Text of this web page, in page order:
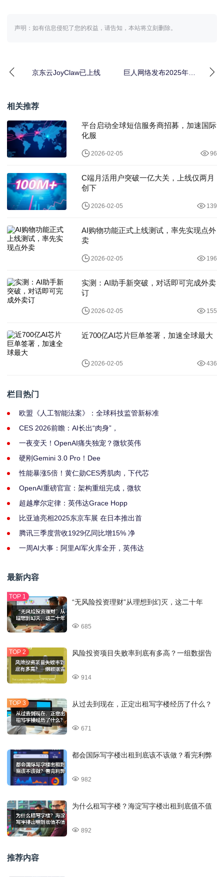
声明：如有信息侵犯了您的权益，请告知，本站将立刻删除。
京东云JoyClaw已上线
巨人网络发布2025年财
相关推荐
平台启动全球短信服务商招募，加速国际
化服
2026-02-05 96
C端月活用户突破一亿大关，上线仅两月
创下
2026-02-05 139
AI购物功能正式上线测试，率先实现点外
卖
2026-02-05 196
实测：AI助手新突破，对话即可完成外卖
订
2026-02-05 155
近700亿AI芯片巨单签署，加速全球最大
2026-02-05 436
栏目热门
欧盟《人工智能法案》：全球科技监管新标准
CES 2026前瞻：AI长出“肉身”，
一夜变天！OpenAI痛失独宠？微软英伟
硬刚Gemini 3.0 Pro！Dee
性能暴涨5倍！黄仁勋CES秀肌肉，下代芯
OpenAI重磅官宣：架构重组完成，微软
超越摩尔定律：英伟达Grace Hopp
比亚迪亮相2025东京车展 在日本推出首
腾讯三季度营收1929亿同比增15% 净
一周AI大事：阿里AI军火库全开，英伟达
最新内容
“无风险投资理财”从理想到幻灭，这二十年
685
风险投资项目失败率到底有多高？一组数据告
914
从过去到现在，正定出租写字楼经历了什么？
671
都会国际写字楼出租到底该不该做？看完利弊
982
为什么租写字楼？海淀写字楼出租到底值不值
892
推荐内容